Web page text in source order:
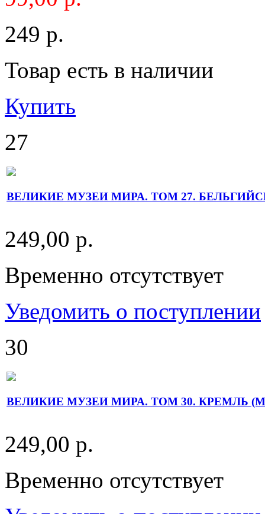
249 р.
Товар есть в наличии
Купить
27
ВЕЛИКИЕ МУЗЕИ МИРА. ТОМ 27.
249,00 р.
Временно отсутствует
Уведомить о поступлении
30
ВЕЛИКИЕ МУЗЕИ МИРА. ТОМ 30. КРЕМЛЬ
249,00 р.
Временно отсутствует